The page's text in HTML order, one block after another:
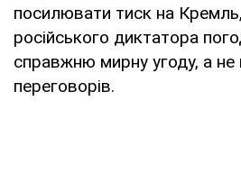
посилювати тиск на
російського диктатора
справжню мирну угоду, а не
переговорів.